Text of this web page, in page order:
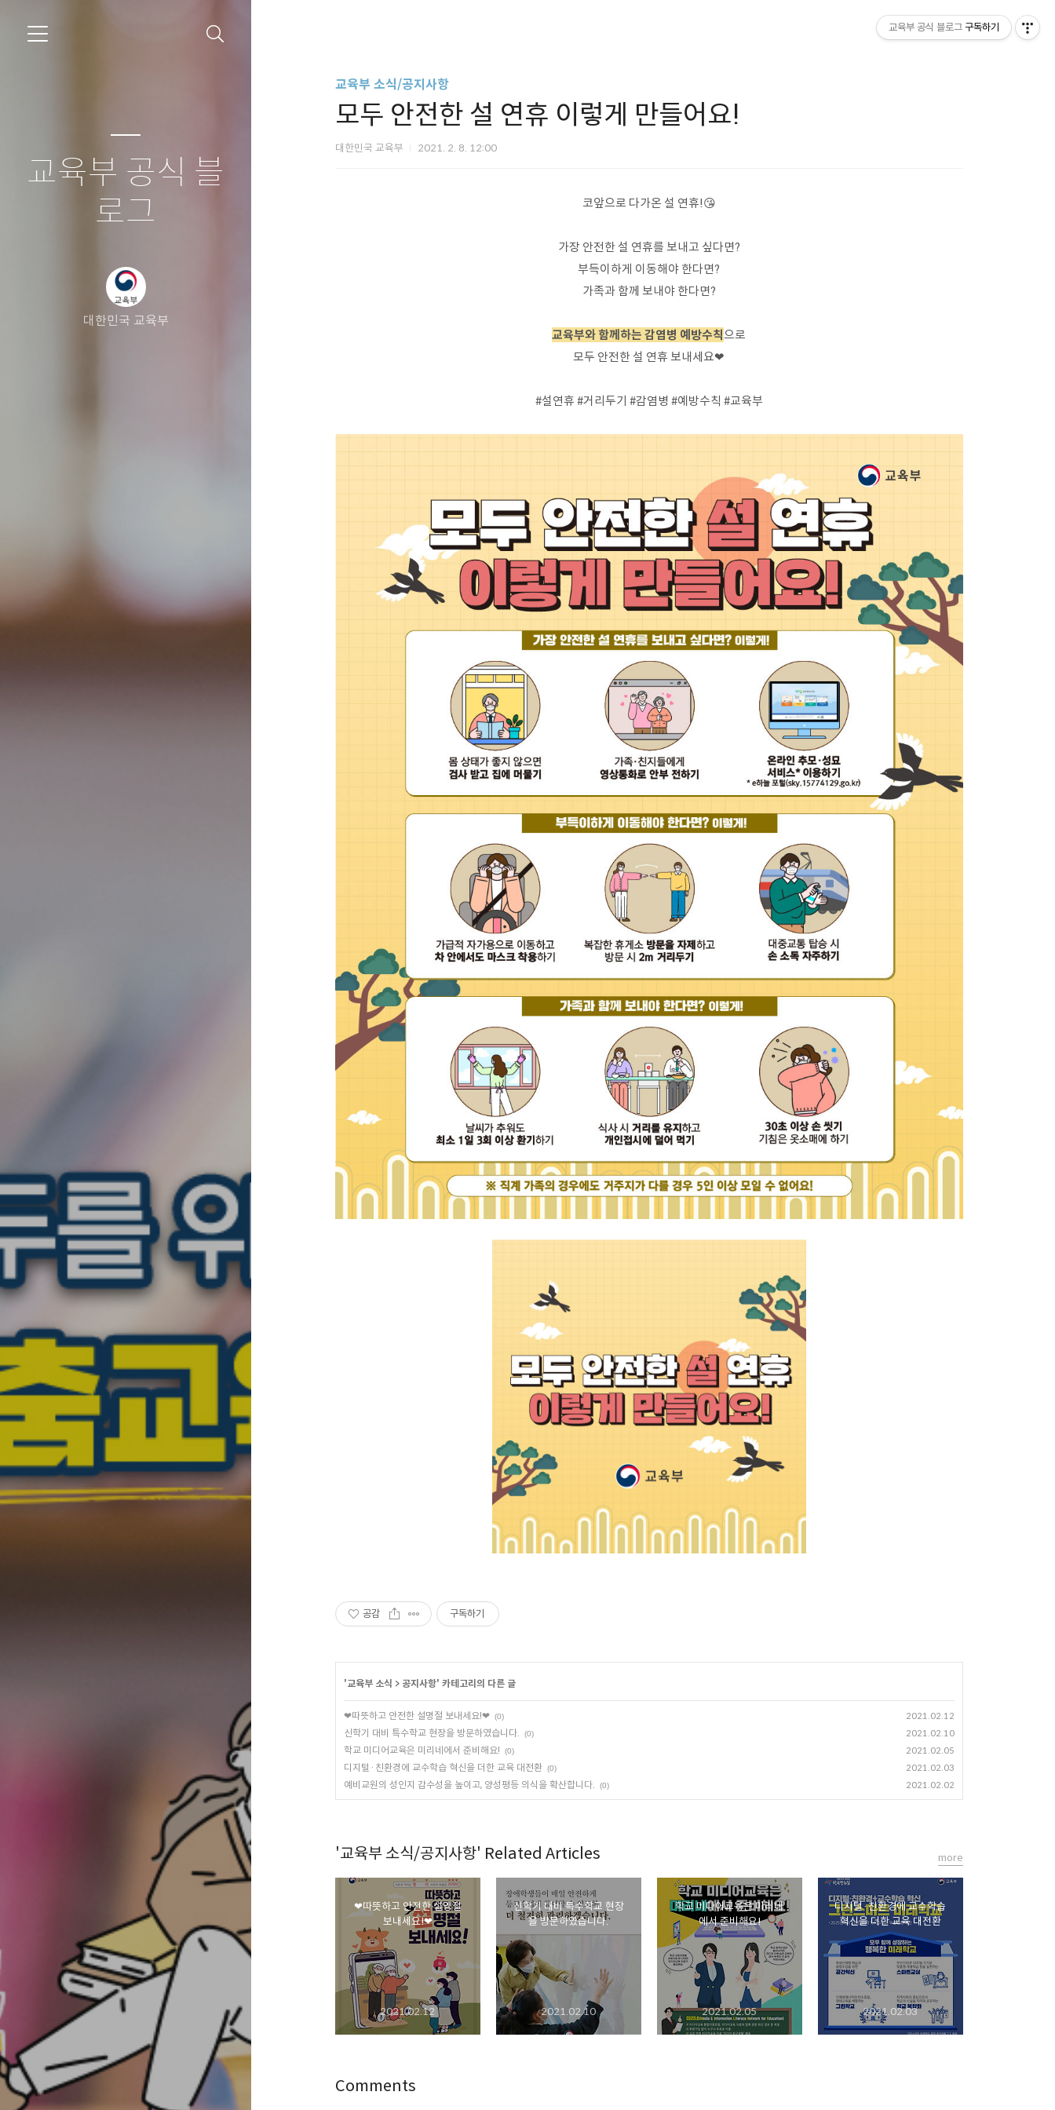
교육부 공식 블
로그
대한민국 교육부
교육부 소식/공지사항
모두 안전한 설 연휴 이렇게 만들어요!
대한민국 교육부 2021. 2. 8. 12:00
코앞으로 다가온 설 연휴!😘
가장 안전한 설 연휴를 보내고 싶다면?
부득이하게 이동해야 한다면?
가족과 함께 보내야 한다면?
교육부와 함께하는 감염병 예방수칙으로
모두 안전한 설 연휴 보내세요❤
#설연휴 #거리두기 #감염병 #예방수칙 #교육부
공감 구독하기
'교육부 소식 > 공지사항' 카테고리의 다른 글
❤따뜻하고 안전한 설명절 보내세요!❤ (0) 2021.02.12
신학기 대비 특수학교 현장을 방문하였습니다. (0) 2021.02.10
학교 미디어교육은 미리네에서 준비해요! (0) 2021.02.05
디지털·친환경에 교수학습 혁신을 더한 교육 대전환 (0) 2021.02.03
예비교원의 성인지 감수성을 높이고, 양성평등 의식을 확산합니다. (0) 2021.02.02
'교육부 소식/공지사항' Related Articles
❤따뜻하고 안전한 설명절
보내세요!❤
2021.02.12
신학기 대비 특수학교 현장
을 방문하였습니다.
2021.02.10
학교 미디어교육은 미리네
에서 준비해요!
2021.02.05
디지털·친환경에 교수학습
혁신을 더한 교육 대전환
2021.02.03
more
Comments
교육부 공식 블로그 구독하기